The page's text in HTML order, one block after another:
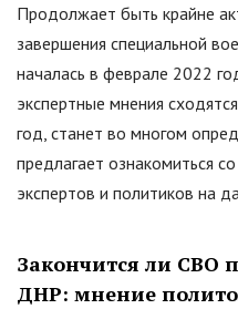
Продолжает быть крайне
завершения специальной
началась в феврале 2022
экспертные мнения
год, станет во многом
предлагает ознакомиться
экспертов и политиков на
Закончится ли СВО
ДНР: мнение